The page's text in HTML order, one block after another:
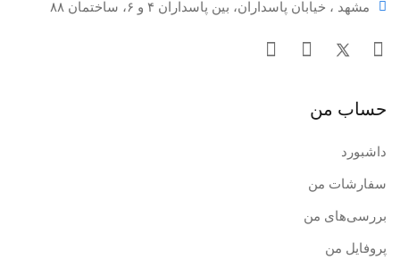
مشهد ، خیابان پاسداران، بین پاسداران ۴ و ۶، ساختمان ۸۸
حساب من
داشبورد
سفارشات من
بررسی‌های من
پروفایل من